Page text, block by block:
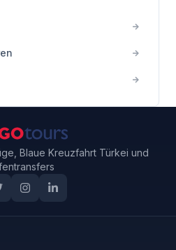
Blaue Kreuzfahrt Türkei und